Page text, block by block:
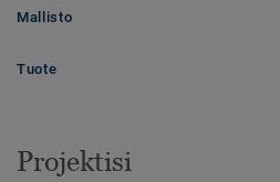
Mallisto
Tuote
Projektisi